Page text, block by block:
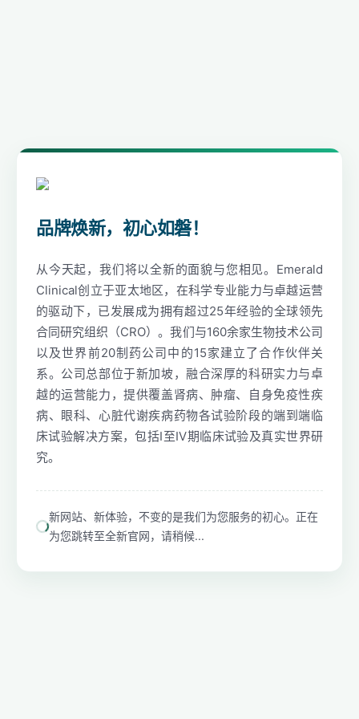
品牌焕新，初心如磐！
从今天起，我们将以全新的面貌与您相见。Emerald
Clinical创立于亚太地区，在科学专业能力与卓越运营
的驱动下，已发展成为拥有超过25年经验的全球领先
合同研究组织（CRO）。我们与160余家生物技术公司
以及世界前20制药公司中的15家建立了合作伙伴关
系。公司总部位于新加坡，融合深厚的科研实力与卓
越的运营能力，提供覆盖肾病、肿瘤、自身免疫性疾
病、眼科、心脏代谢疾病药物各试验阶段的端到端临
床试验解决方案，包括I至IV期临床试验及真实世界研
究。
新网站、新体验，不变的是我们为您服务的初心。正在
为您跳转至全新官网，请稍候...